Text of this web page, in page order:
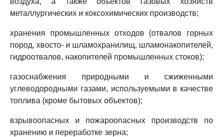
металлургических и коксохимических производств;
хранения промышленных отходов (отвалов горных
пород, хвосто- и шламохранилищ, шламонакопителей,
гидроотвалов, накопителей промышленных стоков);
газоснабжения природными и сжиженными
углеводородными газами, используемыми в качестве
топлива (кроме бытовых объектов);
взрывоопасных и пожароопасных производств по
хранению и переработке зерна;